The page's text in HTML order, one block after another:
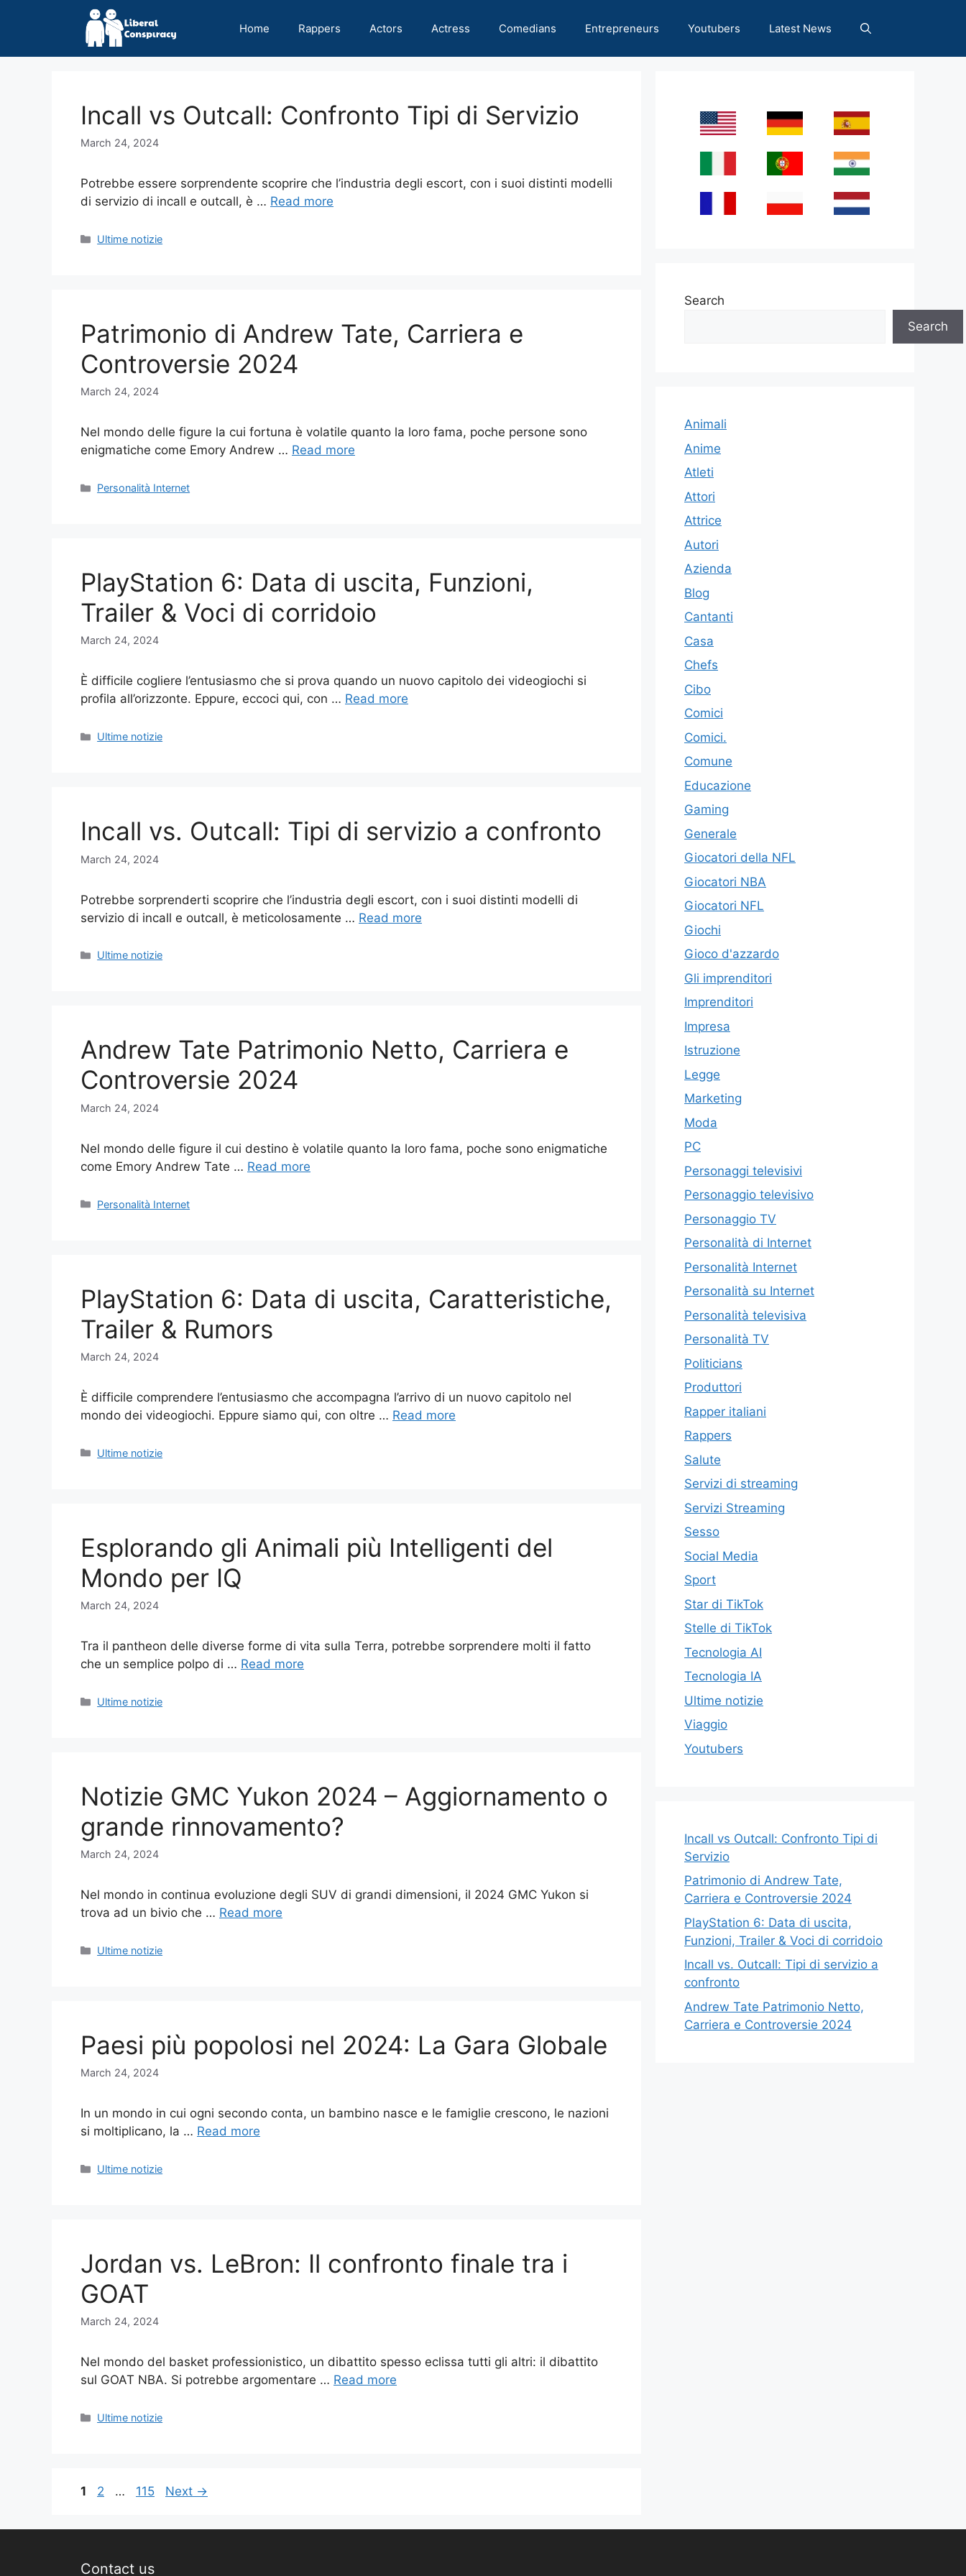
Home Rappers Actors Actress Comedians Entrepreneurs Youtubers Latest News
Incall vs Outcall: Confronto Tipi di Servizio
March 24, 2024
Potrebbe essere sorprendente scoprire che l’industria degli escort, con i suoi distinti modelli
di servizio di incall e outcall, è … Read more
Categories
Ultime notizie
Patrimonio di Andrew Tate, Carriera e
Controversie 2024
March 24, 2024
Nel mondo delle figure la cui fortuna è volatile quanto la loro fama, poche persone sono
enigmatiche come Emory Andrew … Read more
Categories
Personalità Internet
PlayStation 6: Data di uscita, Funzioni,
Trailer & Voci di corridoio
March 24, 2024
È difficile cogliere l’entusiasmo che si prova quando un nuovo capitolo dei videogiochi si
profila all’orizzonte. Eppure, eccoci qui, con … Read more
Categories
Ultime notizie
Incall vs. Outcall: Tipi di servizio a confronto
March 24, 2024
Potrebbe sorprenderti scoprire che l’industria degli escort, con i suoi distinti modelli di
servizio di incall e outcall, è meticolosamente … Read more
Categories
Ultime notizie
Andrew Tate Patrimonio Netto, Carriera e
Controversie 2024
March 24, 2024
Nel mondo delle figure il cui destino è volatile quanto la loro fama, poche sono enigmatiche
come Emory Andrew Tate … Read more
Categories
Personalità Internet
PlayStation 6: Data di uscita, Caratteristiche,
Trailer & Rumors
March 24, 2024
È difficile comprendere l’entusiasmo che accompagna l’arrivo di un nuovo capitolo nel
mondo dei videogiochi. Eppure siamo qui, con oltre … Read more
Categories
Ultime notizie
Esplorando gli Animali più Intelligenti del
Mondo per IQ
March 24, 2024
Tra il pantheon delle diverse forme di vita sulla Terra, potrebbe sorprendere molti il fatto
che un semplice polpo di … Read more
Categories
Ultime notizie
Notizie GMC Yukon 2024 – Aggiornamento o
grande rinnovamento?
March 24, 2024
Nel mondo in continua evoluzione degli SUV di grandi dimensioni, il 2024 GMC Yukon si
trova ad un bivio che … Read more
Categories
Ultime notizie
Paesi più popolosi nel 2024: La Gara Globale
March 24, 2024
In un mondo in cui ogni secondo conta, un bambino nasce e le famiglie crescono, le nazioni
si moltiplicano, la … Read more
Categories
Ultime notizie
Jordan vs. LeBron: Il confronto finale tra i
GOAT
March 24, 2024
Nel mondo del basket professionistico, un dibattito spesso eclissa tutti gli altri: il dibattito
sul GOAT NBA. Si potrebbe argomentare … Read more
Categories
Ultime notizie
Page
1 Page
2 … Page
115 Next →
Search
Search
Animali
Anime
Atleti
Attori
Attrice
Autori
Azienda
Blog
Cantanti
Casa
Chefs
Cibo
Comici
Comici.
Comune
Educazione
Gaming
Generale
Giocatori della NFL
Giocatori NBA
Giocatori NFL
Giochi
Gioco d'azzardo
Gli imprenditori
Imprenditori
Impresa
Istruzione
Legge
Marketing
Moda
PC
Personaggi televisivi
Personaggio televisivo
Personaggio TV
Personalità di Internet
Personalità Internet
Personalità su Internet
Personalità televisiva
Personalità TV
Politicians
Produttori
Rapper italiani
Rappers
Salute
Servizi di streaming
Servizi Streaming
Sesso
Social Media
Sport
Star di TikTok
Stelle di TikTok
Tecnologia AI
Tecnologia IA
Ultime notizie
Viaggio
Youtubers
Incall vs Outcall: Confronto Tipi di
Servizio
Patrimonio di Andrew Tate,
Carriera e Controversie 2024
PlayStation 6: Data di uscita,
Funzioni, Trailer & Voci di corridoio
Incall vs. Outcall: Tipi di servizio a
confronto
Andrew Tate Patrimonio Netto,
Carriera e Controversie 2024
Contact us